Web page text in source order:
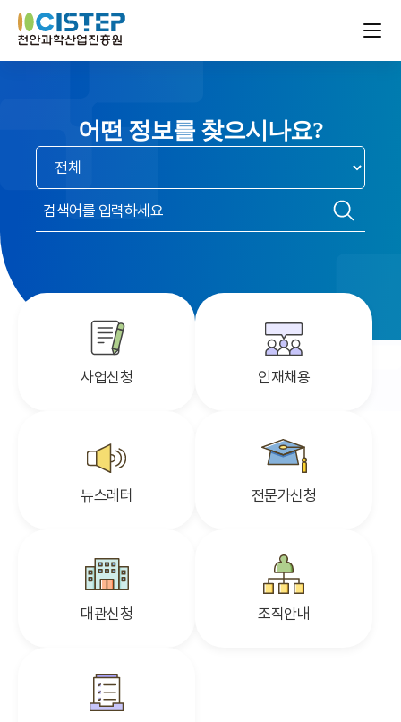
어떤 정보를 찾으시나요?
검색
범위
선택
입력
검색
사업신청 인재채용
뉴스레터 전문가신청
대관신청 조직안내